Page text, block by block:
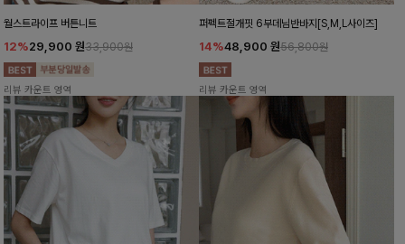
월스트라이프 버튼니트
12%29,900 원33,900원
리뷰 카운트 영역
퍼펙트절개핏 6부데님반바지[S,M,L사이즈]
14%48,900 원56,800원
리뷰 카운트 영역